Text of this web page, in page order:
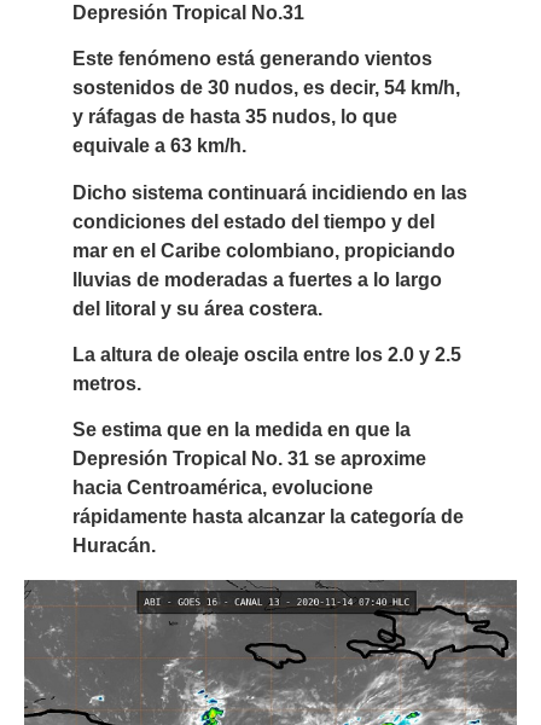
Depresión Tropical No.31
Este fenómeno está generando vientos
sostenidos de 30 nudos, es decir, 54 km/h,
y ráfagas de hasta 35 nudos, lo que
equivale a 63 km/h.
Dicho sistema continuará incidiendo en las
condiciones del estado del tiempo y del
mar en el Caribe colombiano, propiciando
lluvias de moderadas a fuertes a lo largo
del litoral y su área costera.
La altura de oleaje oscila entre los 2.0 y 2.5
metros.
Se estima que en la medida en que la
Depresión Tropical No. 31 se aproxime
hacia Centroamérica, evolucione
rápidamente hasta alcanzar la categoría de
Huracán.